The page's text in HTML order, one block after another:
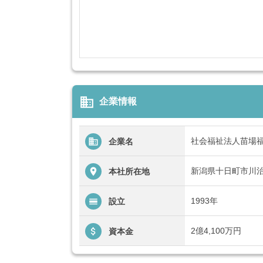
business 企業情報
企業名 社会福祉法人苗場
本社所在地 新潟県十日町市川
設立 1993年
資本金 2億4,100万円